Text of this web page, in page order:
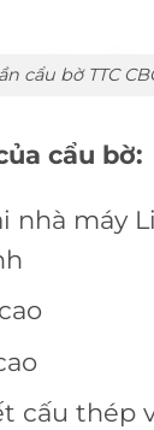
cẩu bờ TTC
cẩu bờ:
nhà máy
cấu thép